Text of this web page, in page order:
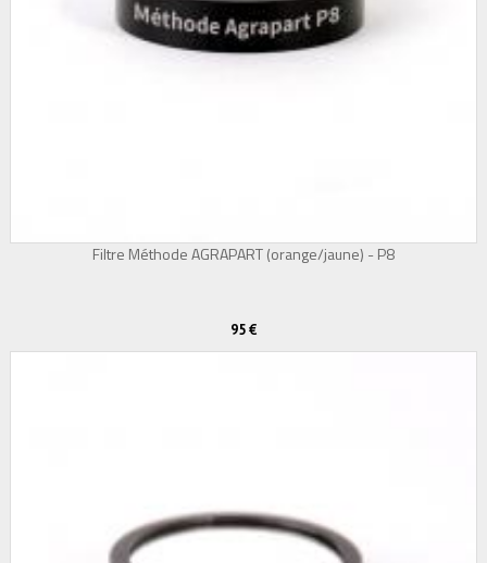
Filtre Méthode AGRAPART (orange/jaune) - P8
95 €